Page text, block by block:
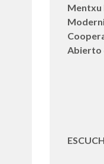
Mentxu
Abierto